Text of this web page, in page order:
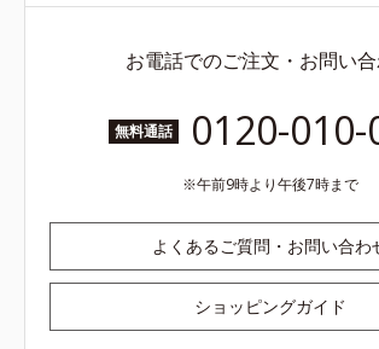
お電話でのご注文・お問い
無料通話 0120-010-
午前9時より午後7時まで
よくあるご質問・お問い合わ
ショッピングガイド